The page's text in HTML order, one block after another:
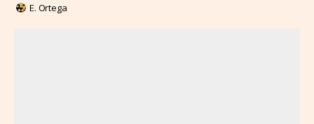
E. Ortega